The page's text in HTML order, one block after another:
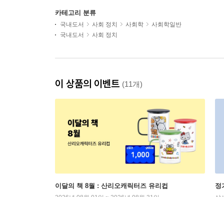
카테고리 분류
국내도서 사회 정치 사회학
사회학일반
국내도서
사회 정치
이 상품의 이벤트 (11개)
이달의 책 8월 : 산리오캐릭터즈 유리컵 정